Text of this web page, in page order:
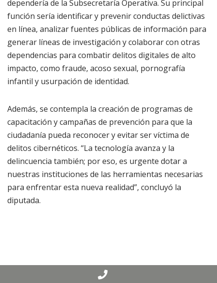
dependería de la Subsecretaría Operativa. Su principal
función sería identificar y prevenir conductas delictivas
en línea, analizar fuentes públicas de información para
generar líneas de investigación y colaborar con otras
dependencias para combatir delitos digitales de alto
impacto, como fraude, acoso sexual, pornografía
infantil y usurpación de identidad.
Además, se contempla la creación de programas de
capacitación y campañas de prevención para que la
ciudadanía pueda reconocer y evitar ser víctima de
delitos cibernéticos. “La tecnología avanza y la
delincuencia también; por eso, es urgente dotar a
nuestras instituciones de las herramientas necesarias
para enfrentar esta nueva realidad”, concluyó la
diputada.